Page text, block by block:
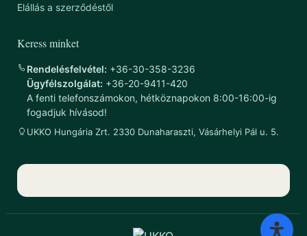
Elállás a szerződéstől
Keress minket
Rendelésfelvétel: +36-30-358-3236
Ügyfélszolgálat: +36-20-9411-420
A fenti telefonszámokon, hétköznapokon 8:00-16:00-ig
fogadjuk hívásod!
UKKO Hungária Zrt. 2330 Dunaharaszti, Vásárhelyi Pál u. 5.